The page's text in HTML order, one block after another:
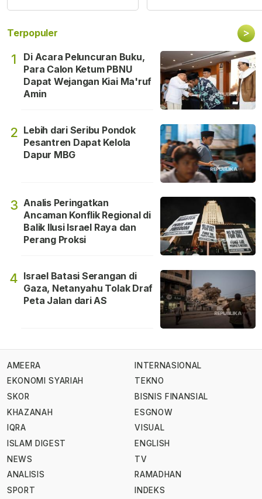
Terpopuler >
1
Di Acara Peluncuran Buku,
Para Calon Ketum PBNU
Dapat Wejangan Kiai Ma'ruf
Amin
2 Lebih dari Seribu Pondok
Pesantren Dapat Kelola
Dapur MBG
3 Analis Peringatkan
Ancaman Konflik Regional di
Balik Ilusi Israel Raya dan
Perang Proksi
4 Israel Batasi Serangan di
Gaza, Netanyahu Tolak Draf
Peta Jalan dari AS
AMEERA
EKONOMI SYARIAH
SKOR
KHAZANAH
IQRA
ISLAM DIGEST
NEWS
ANALISIS
SPORT
INTERNASIONAL
TEKNO
BISNIS FINANSIAL
ESGNOW
VISUAL
ENGLISH
TV
RAMADHAN
INDEKS